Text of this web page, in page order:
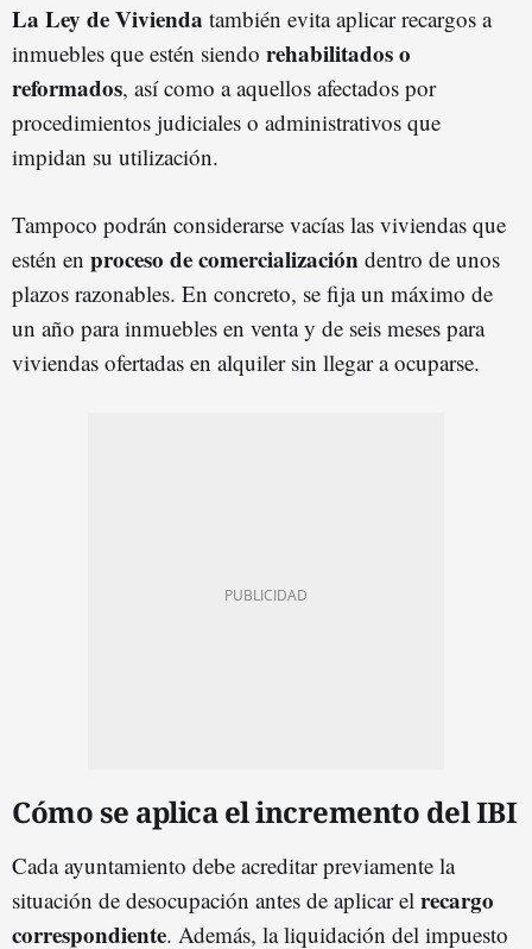
La Ley de Vivienda también evita aplicar recargos a
inmuebles que estén siendo rehabilitados o
reformados, así como a aquellos afectados por
procedimientos judiciales o administrativos que
impidan su utilización.
Tampoco podrán considerarse vacías las viviendas que
estén en proceso de comercialización dentro de unos
plazos razonables. En concreto, se fija un máximo de
un año para inmuebles en venta y de seis meses para
viviendas ofertadas en alquiler sin llegar a ocuparse.
Cómo se aplica el incremento del IBI
Cada ayuntamiento debe acreditar previamente la
situación de desocupación antes de aplicar el recargo
correspondiente. Además, la liquidación del impuesto